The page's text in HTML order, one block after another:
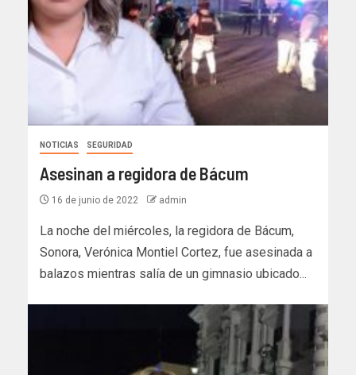
NOTICIAS SEGURIDAD
Asesinan a regidora de Bácum
16 de junio de 2022 admin
La noche del miércoles, la regidora de Bácum,
Sonora, Verónica Montiel Cortez, fue asesinada a
balazos mientras salía de un gimnasio ubicado...